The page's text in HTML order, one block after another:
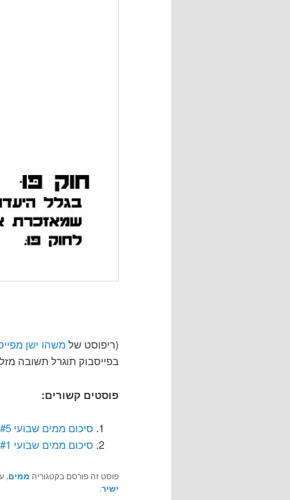
(ריפוסט שלמשהו ישן
בפייסבוק תוגרל תשובה
פוסטים קשורים:
סיכום ממים שבועי #5 (8-13.7.2012)
סיכום ממים שבועי #1
פוסט זה פורסם בקטגוריה ממים,
ישיר.